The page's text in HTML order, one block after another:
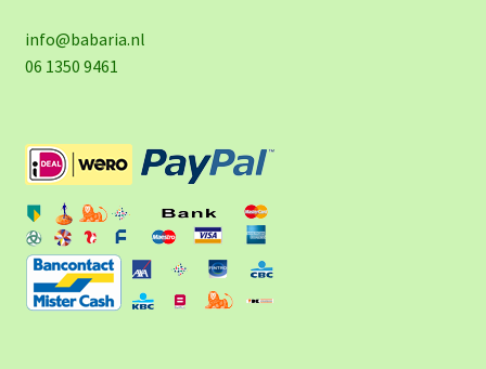
info@babaria.nl
06 1350 9461